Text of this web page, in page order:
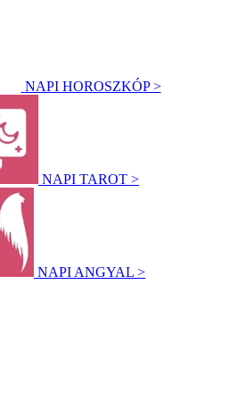
NAPI HOROSZKÓP >
NAPI TAROT >
NAPI ANGYAL >